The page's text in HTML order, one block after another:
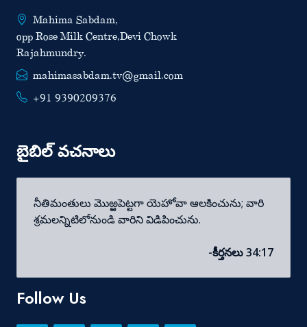
Mahima Sabdam,
opp Rose Milk Centre,Devi Chowk
Rajahmundry.
mahimasabdam.tv@gmail.com
+91 9390209376
బైబిల్ వచనాలు
నీతిమంతులు మొఱ్ఱపెట్టగా యెహోవా ఆలకించును; వారి
శ్రమలన్నిటిలోనుండి వారిని విడిపించును.
-కీర్తనలు 34:17
Follow Us